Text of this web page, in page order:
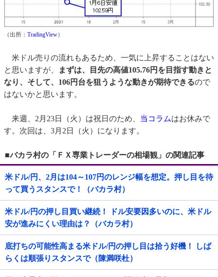
（出所： TradingView）
米ドル売りの流れもあるため、一気に上昇することはない
と思いますが、
まずは、目先の高値105.76円を目指す動きと
なり、そして、106円台を狙うような動きが期待できるので
はないかと思います。
来週、2月23日（火）は祝日のため、 当コラムはお休みで
す。次回は、3月2日（火）になります。
■バカラ村の「ＦＸ専業トレーダーの相場観」の関連記事
米ドル/円、2月は104～107円のレンジ幅を想定。押し目を待
って買うスタンスで！（バカラ村）
米ドル/円の押し目買い継続！ ドル安要因多いのに、米ドル
安が進みにくい理由は？（バカラ村）
底打ちの可能性高まる米ドル/円の押し目は拾う好機！ しば
らくは順張りスタンスで（陳満咲杜）